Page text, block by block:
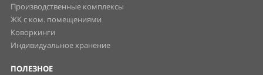
Производственные комплексы
ЖК с ком. помещениями
Коворкинги
Индивидуальное хранение
ПОЛЕЗНОЕ